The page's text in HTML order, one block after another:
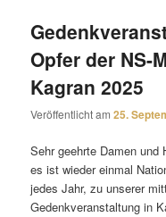
Opfer der NS-
Kagran 2025
Veröffentlicht am25.
Sehr geehrte Damen und
es ist wieder einmal
jedes Jahr, zu unserer
Gedenkveranstaltung in